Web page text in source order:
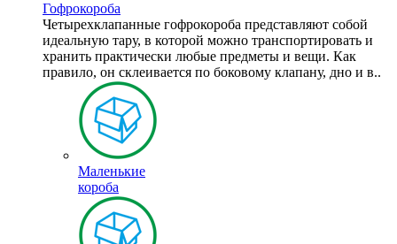
Гофрокороба
Четырехклапанные гофрокороба представляют собой
идеальную тару, в которой можно транспортировать и
хранить практически любые предметы и вещи. Как
правило, он склеивается по боковому клапану, дно и в..
Маленькие
короба